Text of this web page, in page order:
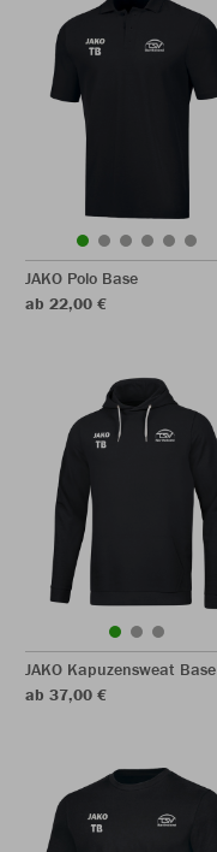
JAKO Polo Base
ab 22,00 €
JAKO Kapuzensweat Base
ab 37,00 €